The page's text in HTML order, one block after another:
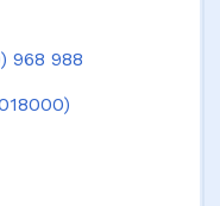
968 988